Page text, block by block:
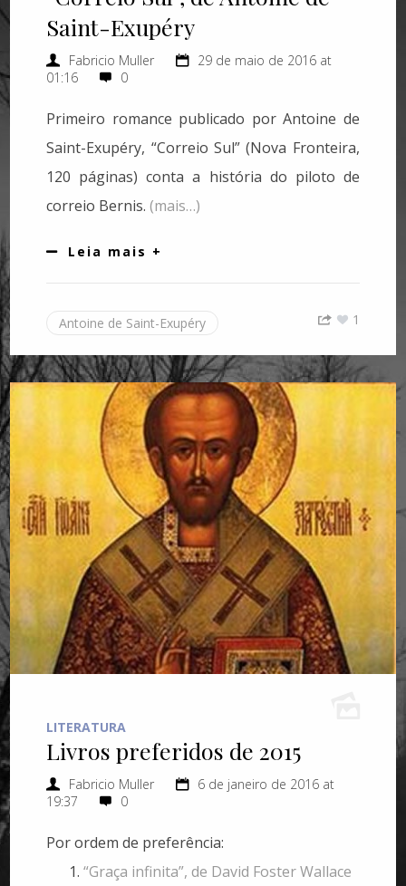
Saint-Exupéry
Fabricio Muller
29 de maio de 2016 at
01:16
0
Primeiro romance publicado por Antoine de
Saint-Exupéry, “Correio Sul” (Nova Fronteira,
120 páginas) conta a história do piloto de
correio Bernis.(mais…)
Leia mais +
Antoine de Saint-Exupéry 1
LITERATURA
Livros preferidos de 2015
Fabricio Muller
6 de janeiro de 2016 at
19:37
0
Por ordem de preferência:
“Graça infinita”, de David Foster Wallace